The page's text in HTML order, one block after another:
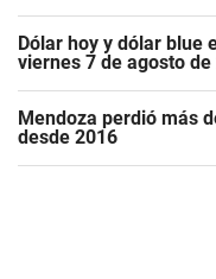
Dólar hoy y dólar blue
viernes 7 de agosto de
Mendoza perdió más
desde 2016